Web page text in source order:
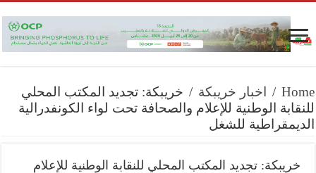
Home
/ اخبار خريبكة / خريبكة: تجديد المكتب المحلي
للنقابة الوطنية للإعلام والصحافة تحت لواء الكونفدرالية
الديمقراطية للشغل
خريبكة: تجديد المكتب المحلي للنقابة الوطنية للإعلام